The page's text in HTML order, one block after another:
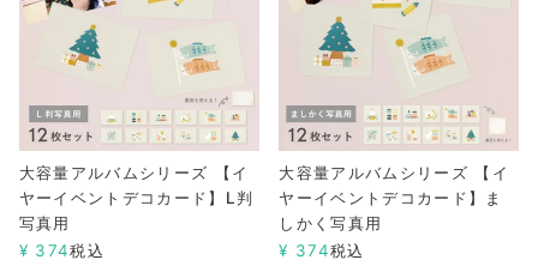
大容量アルバムシリーズ 【イ
ヤーイベントデコカード】L判
写真用
¥ 374税込
大容量アルバムシリーズ 【イ
ヤーイベントデコカード】ま
しかく写真用
¥ 374税込